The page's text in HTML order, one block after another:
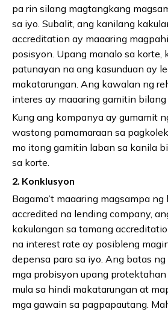
pa rin silang magtangkang
sa iyo. Subalit, ang kanilang
accreditation ay maaaring
posisyon. Upang manalo sa korte,
patunayan na ang kasunduan ay
makatarungan. Ang kawalan ng
interes ay maaaring gamitin bilang
Kung ang kompanya ay gumamit
wastong pamamaraan sa
mo itong gamitin laban sa kanila
sa korte.
2. Konklusyon
Bagama’t maaaring magsampa
accredited na lending company,
kakulangan sa tamang
na interest rate ay posibleng
depensa para sa iyo. Ang batas
mga probisyon upang
mula sa hindi makatarungan at
mga gawain sa pagpapautang.